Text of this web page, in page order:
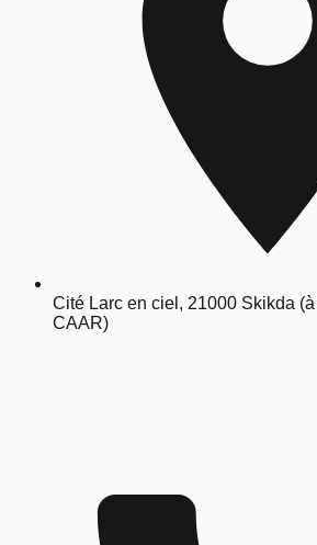
Cité Larc en ciel, 21000 Skikda
CAAR)